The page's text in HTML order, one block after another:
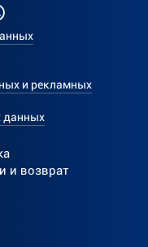
и рекламных
данных
и возврат